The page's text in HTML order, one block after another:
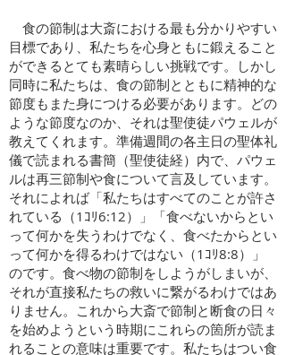
食の節制は大斎における最も分かりやすい
目標であり、私たちを心身ともに鍛えること
ができるとても素晴らしい挑戦です。しかし
同時に私たちは、食の節制とともに精神的な
節度もまた身につける必要があります。どの
ような節度なのか、それは聖使徒パウェルが
教えてくれます。準備週間の各主日の聖体礼
儀で読まれる書簡（聖使徒経）内で、パウェ
ルは再三節制や食について言及しています。
それによれば「私たちはすべてのことが許さ
れている（1ｺﾘ6:12）」「食べないからとい
って何かを失うわけでなく、食べたからとい
って何かを得るわけではない（1ｺﾘ8:8）」
のです。食べ物の節制をしようがしまいが、
それが直接私たちの救いに繋がるわけではあ
りません。これから大斎で節制と断食の日々
を始めようという時期にこれらの箇所が読ま
れることの意味は重要です。私たちはつい食